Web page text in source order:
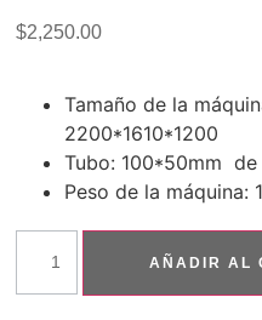
$2,250.00
Tamaño de la
2200*1610*1200
Tubo: 100*50mm
Peso de la máquina:
AÑADIR AL